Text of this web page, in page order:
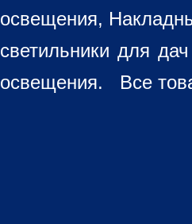
освещения,
светильники для
освещения. Все